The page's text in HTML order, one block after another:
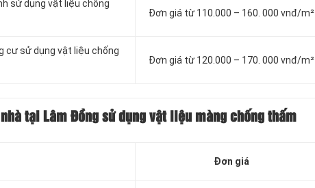
sử dụng vật liệu chống
Đơn giá từ 110.000 – 160. 000 vnđ/m²
cư sử dụng vật liệu chống
Đơn giá từ 120.000 – 170. 000 vnđ/m²
tại Lâm Đồng sử dụng vật liệu màng chống thấm
Đơn giá